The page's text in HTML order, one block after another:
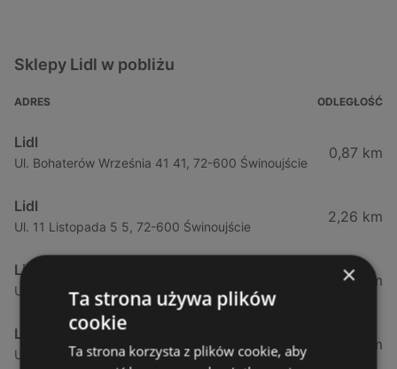
Sklepy Lidl w pobliżu
ADRES ODLEGŁOŚĆ
Lidl
Ul. Bohaterów Września 41 41, 72-600 Świnoujście
0,87 km
Lidl
Ul. 11 Listopada 5 5, 72-600 Świnoujście
2,26 km
Lidl
Ul. Komunalna 1 1, 72-500 Międzyzdroje
12,37 km
Lidl
Ul. Szczecińska 26 26, 72-400 Kamień Pomorski
34,67 km
×
Ta strona używa plików
cookie
Ta strona korzysta z plików cookie, aby